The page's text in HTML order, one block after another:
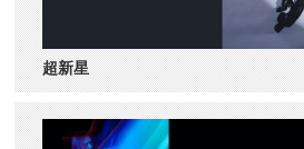
超新星